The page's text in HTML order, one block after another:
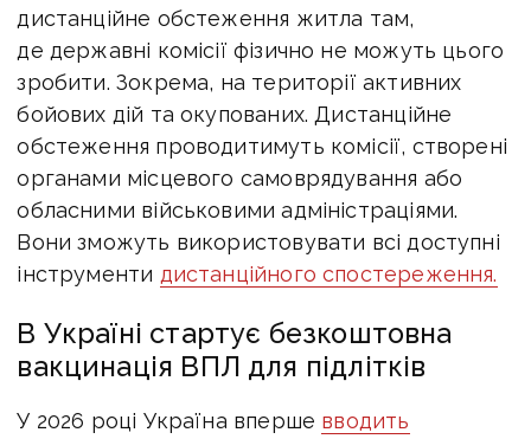
дистанційне обстеження житла там,
де державні комісії фізично не можуть цього
зробити. Зокрема, на території активних
бойових дій та окупованих. Дистанційне
обстеження проводитимуть комісії, створені
органами місцевого самоврядування або
обласними військовими адміністраціями.
Вони зможуть використовувати всі доступні
інструменти дистанційного спостереження.
В Україні стартує безкоштовна
вакцинація ВПЛ для підлітків
У 2026 році Україна вперше вводить